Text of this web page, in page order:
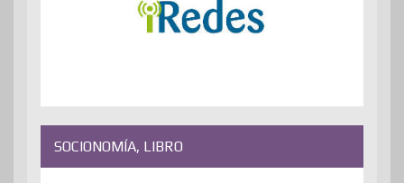
SOCIONOMÍA, LIBRO